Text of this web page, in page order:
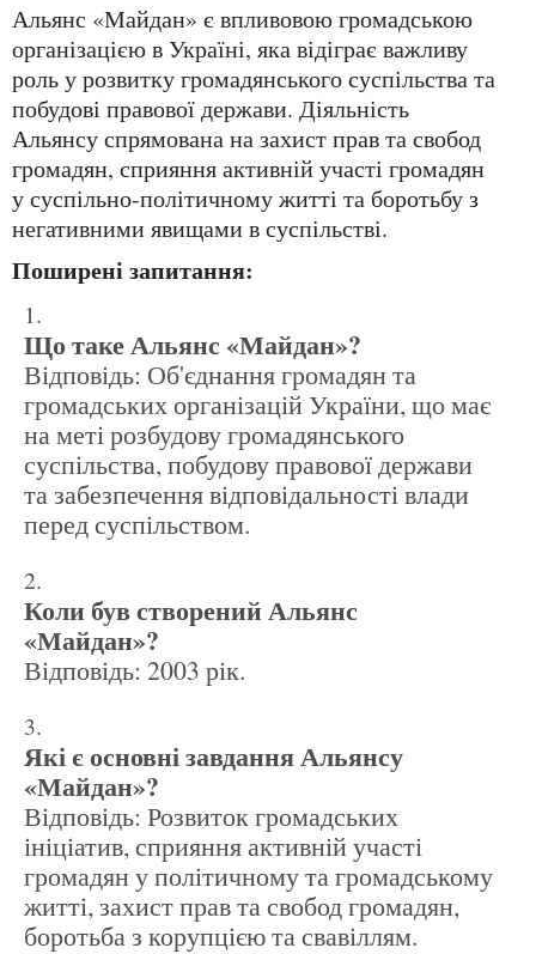
Альянс «Майдан» є впливовою громадською
організацією в Україні, яка відіграє важливу
роль у розвитку громадянського суспільства та
побудові правової держави. Діяльність
Альянсу спрямована на захист прав та свобод
громадян, сприяння активній участі громадян
у суспільно-політичному житті та боротьбу з
негативними явищами в суспільстві.
Поширені запитання:
Що таке Альянс «Майдан»?
Відповідь: Об'єднання громадян та
громадських організацій України, що має
на меті розбудову громадянського
суспільства, побудову правової держави
та забезпечення відповідальності влади
перед суспільством.
Коли був створений Альянс
«Майдан»?
Відповідь: 2003 рік.
Які є основні завдання Альянсу
«Майдан»?
Відповідь: Розвиток громадських
ініціатив, сприяння активній участі
громадян у політичному та громадському
житті, захист прав та свобод громадян,
боротьба з корупцією та свавіллям.